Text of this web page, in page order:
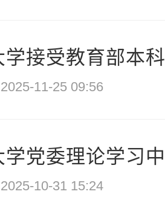
学接受教育部本
2025-11-25 09:56
学党委理论学习
2025-10-31 15:24